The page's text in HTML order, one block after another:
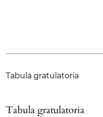
Tabula gratulatoria
Tabula gratulatoria